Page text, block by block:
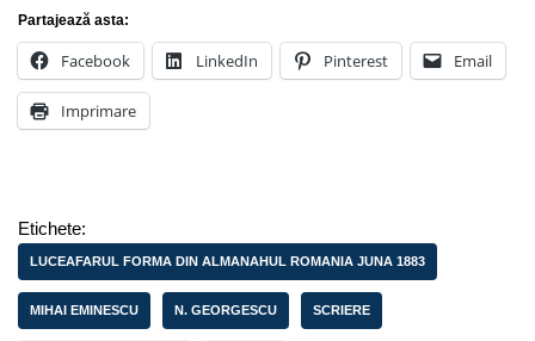
Partajează asta:
Facebook LinkedIn Pinterest Email
Imprimare
Etichete:
LUCEAFARUL FORMA DIN ALMANAHUL ROMANIA JUNA 1883
MIHAI EMINESCU N. GEORGESCU SCRIERE